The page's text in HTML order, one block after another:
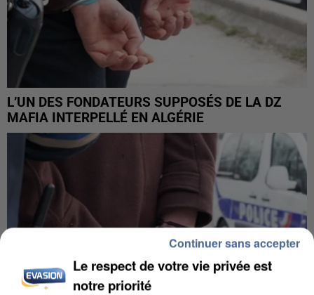
L’UN DES FONDATEURS SUPPOSÉS DE LA DZ
MAFIA INTERPELLÉ EN ALGÉRIE
Le respect de votre vie privée est
notre priorité
Continuer sans accepter